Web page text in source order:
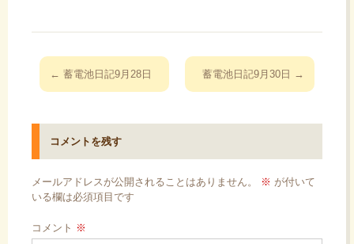
投
稿
ビ
ゲ
シ
ン
← 蓄電池日記9月28日 蓄電池日記9月30日 →
コメントを残す
メールアドレスが公開されることはありません。 ※ が付いて
いる欄は必須項目です
コメント ※